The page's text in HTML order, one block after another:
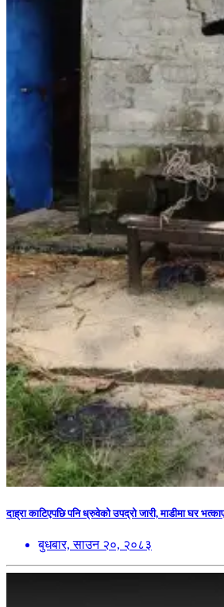
दाह्रा काटिएपछि पनि ध्रुवेको उपद्रो जारी, माडीमा घर
बुधबार, साउन २०, २०८३